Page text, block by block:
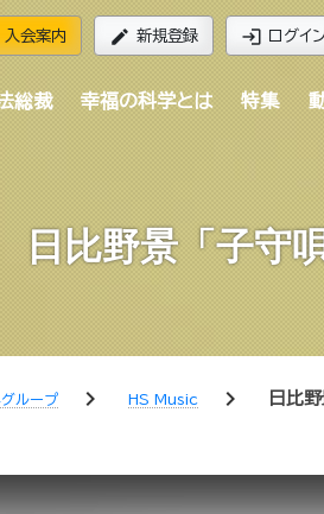
入会案内 edit 新規登録 login ログイ
総裁 幸福の科学とは 特集
日比野景「子守
ループ chevron_right HS Music chevron_right 日比